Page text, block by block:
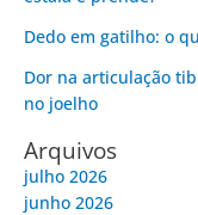
Dedo em gatilho: o
Dor na articulação
no joelho
Arquivos
julho 2026
junho 2026